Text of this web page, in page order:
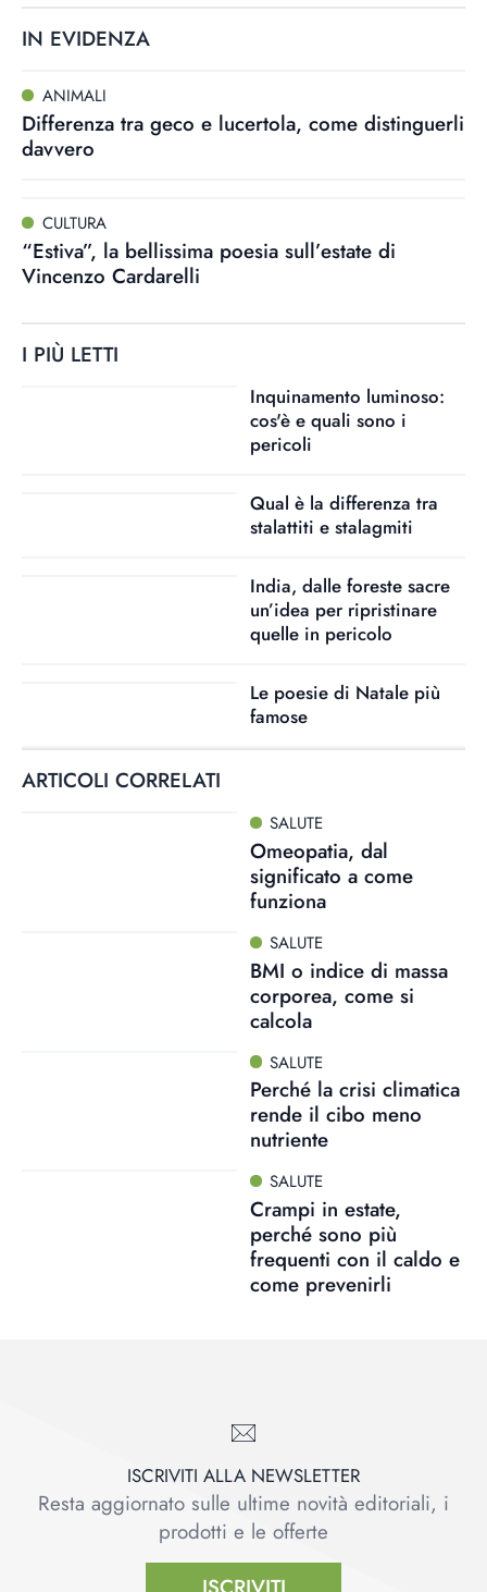
IN EVIDENZA
ANIMALI
Differenza tra geco e lucertola, come distinguerli
davvero
CULTURA
“Estiva”, la bellissima poesia sull’estate di
Vincenzo Cardarelli
I PIÙ LETTI
Inquinamento luminoso:
cos'è e quali sono i
pericoli
Qual è la differenza tra
stalattiti e stalagmiti
India, dalle foreste sacre
un’idea per ripristinare
quelle in pericolo
Le poesie di Natale più
famose
ARTICOLI CORRELATI
SALUTE
Omeopatia, dal
significato a come
funziona
SALUTE
BMI o indice di massa
corporea, come si
calcola
SALUTE
Perché la crisi climatica
rende il cibo meno
nutriente
SALUTE
Crampi in estate,
perché sono più
frequenti con il caldo e
come prevenirli
ISCRIVITI ALLA NEWSLETTER
Resta aggiornato sulle ultime novità editoriali, i
prodotti e le offerte